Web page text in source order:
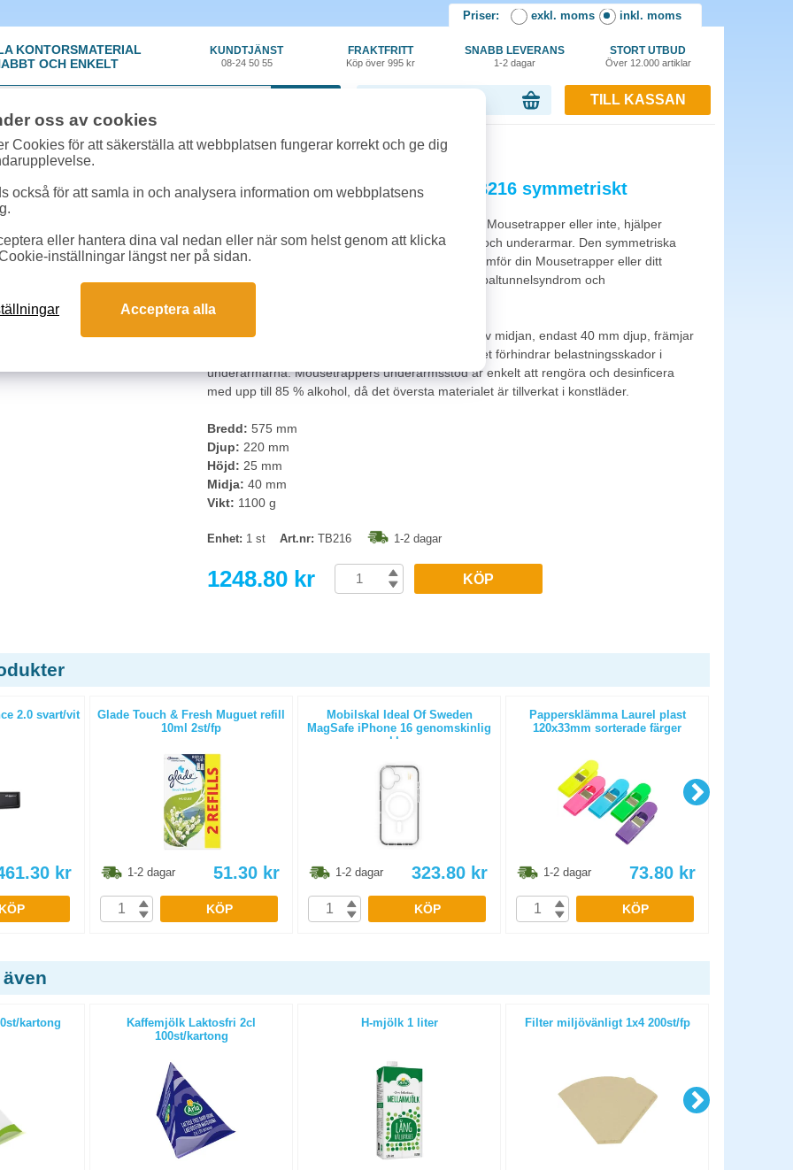
Priser: exkl. moms inkl. moms
KONTORSMATERIAL
OCH ENKELT
KUNDTJÄNST
08-24 50 55
FRAKTFRITT
Köp över 995 kr
SNABB LEVERANS
1-2 dagar
STORT UTBUD
Över 12.000 artiklar
TILL KASSAN
»Underarmsstöd»Underarmsstöd Mousetrapper TB216 symmetriskt
Underarmsstöd Mousetrapper TB216 symmetriskt
Oavsett om du använder det tillsammans med en Mousetrapper eller inte, hjälper
TB216 användaren att avlasta nacke, axlar, rygg och underarmar. Den symmetriska
formen låter dina armar vara helt avslappnade framför din Mousetrapper eller ditt
tangentbord, vilket förebygger risker för både karpaltunnelsyndrom och
Tack vare en mycket smal och unik konstruktion av midjan, endast 40 mm djup, främjar
det ett arbetsläge mycket nära tangentbordet vilket förhindrar belastningsskador i
underarmarna. Mousetrappers underarmsstöd är enkelt att rengöra och desinficera
med upp till 85 % alkohol, då det översta materialet är tillverkat i konstläder.
Bredd: 575 mm
Djup: 220 mm
Höjd: 25 mm
Midja: 40 mm
Vikt: 1100 g
Enhet: 1 st Art.nr: TB216 1-2 dagar
1248.80 kr KÖP
2.0 svart/vit
kr
KÖP
Glade Touch & Fresh Muguet refill
10ml 2st/fp
1-2 dagar 51.30 kr
KÖP
Mobilskal Ideal Of Sweden
MagSafe iPhone 16 genomskinlig
klar
1-2 dagar 323.80 kr
KÖP
Pappersklämma Laurel plast
120x33mm sorterade färger
1-2 dagar 73.80 kr
KÖP
kartong
Kaffemjölk Laktosfri 2cl
100st/kartong
H-mjölk 1 liter Filter miljövänligt 1x4 200st/fp
oss av cookies
Cookies för att säkerställa att webbplatsen fungerar korrekt och ge dig
också för att samla in och analysera information om webbplatsens
eller hantera dina val nedan eller när som helst genom att klicka
inställningar längst ner på sidan.
Acceptera alla